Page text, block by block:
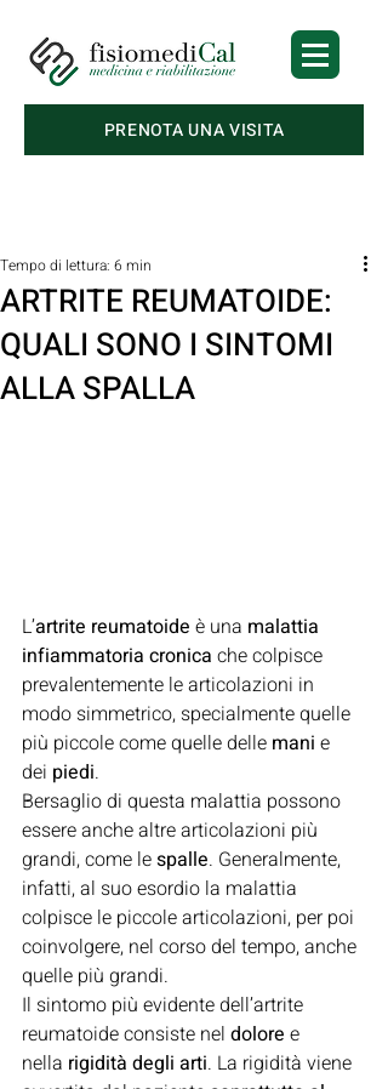
PRENOTA UNA VISITA
ARTRITE REUMATOIDE:
QUALI SONO I SINTOMI
ALLA SPALLA
Tempo di lettura: 6 min
L’artrite reumatoide è una malattia
infiammatoria cronica che colpisce
prevalentemente le articolazioni in
modo simmetrico, specialmente quelle
più piccole come quelle delle mani e
dei piedi.
Bersaglio di questa malattia possono
essere anche altre articolazioni più
grandi, come le spalle. Generalmente,
infatti, al suo esordio la malattia
colpisce le piccole articolazioni, per poi
coinvolgere, nel corso del tempo, anche
quelle più grandi.
Il sintomo più evidente dell’artrite
reumatoide consiste nel dolore e
nella rigidità degli arti. La rigidità viene